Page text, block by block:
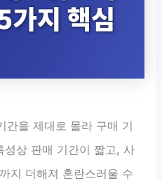
간을 제대로 몰라 구매 기
성상 판매 기간이 짧고, 사
지 더해져 혼란스러울 수